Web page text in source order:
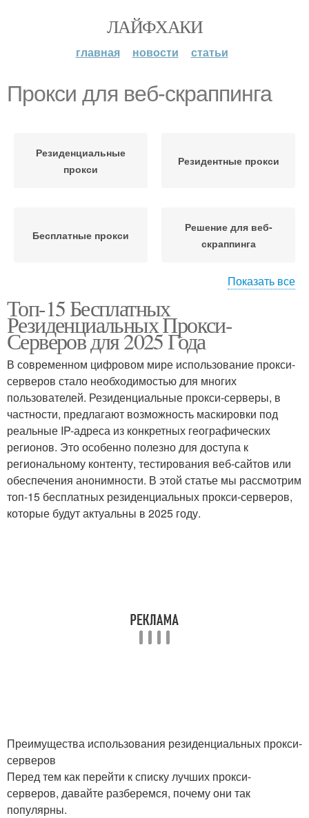
ЛАЙФХАКИ
главная новости статьи
Прокси для веб-скраппинга
Резиденциальные
прокси
Резидентные прокси
Бесплатные прокси
Решение для веб-
скраппинга
Прокси для веб-
скрейпинга
Прокси перед покупкой
Прокси в ближайшие
годы
Прокси при парсинге
Показать все
Топ-15 Бесплатных
Резиденциальных Прокси-
Серверов для 2025 Года
В современном цифровом мире использование прокси-
серверов стало необходимостью для многих
пользователей. Резиденциальные прокси-серверы, в
частности, предлагают возможность маскировки под
реальные IP-адреса из конкретных географических
регионов. Это особенно полезно для доступа к
региональному контенту, тестирования веб-сайтов или
обеспечения анонимности. В этой статье мы рассмотрим
топ-15 бесплатных резиденциальных прокси-серверов,
которые будут актуальны в 2025 году.
Преимущества использования резиденциальных прокси-
серверов
Перед тем как перейти к списку лучших прокси-
серверов, давайте разберемся, почему они так
популярны.